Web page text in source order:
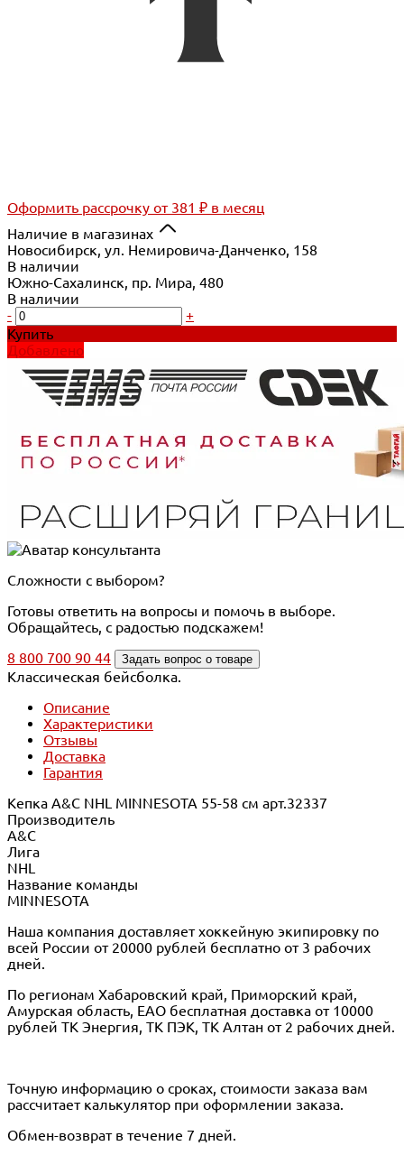
Оформить рассрочку от 381 ₽ в месяц
Наличие в магазинах
Новосибирск, ул. Немировича-Данченко, 158
В наличии
Южно-Сахалинск, пр. Мира, 480
В наличии
-
+
Купить
Добавлено
Сложности с выбором?
Готовы ответить на вопросы и помочь в выборе.
Обращайтесь, с радостью подскажем!
8 800 700 90 44
Задать вопрос о товаре
Классическая бейсболка.
Описание
Характеристики
Отзывы
Доставка
Гарантия
Кепка A&C NHL MINNESOTA 55-58 см арт.32337
Производитель
A&C
Лига
NHL
Название команды
MINNESOTA
Наша компания доставляет хоккейную экипировку по
всей России от 20000 рублей бесплатно от 3 рабочих
дней.
По регионам Хабаровский край, Приморский край,
Амурская область, ЕАО бесплатная доставка от 10000
рублей ТК Энергия, ТК ПЭК, ТК Алтан от 2 рабочих дней.
Точную информацию о сроках, стоимости заказа вам
рассчитает калькулятор при оформлении заказа.
Обмен-возврат в течение 7 дней.